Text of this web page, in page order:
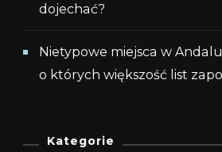
dojechać?
Nietypowe miejsca w
o których większość list
Kategorie